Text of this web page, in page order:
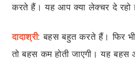
करते हैं। यह आप क्या लेक्चर दे रहो
दादाश्री: बहस बहुत करते हैं। फिर
तो बहस कम होती जाएगी। यह बहस